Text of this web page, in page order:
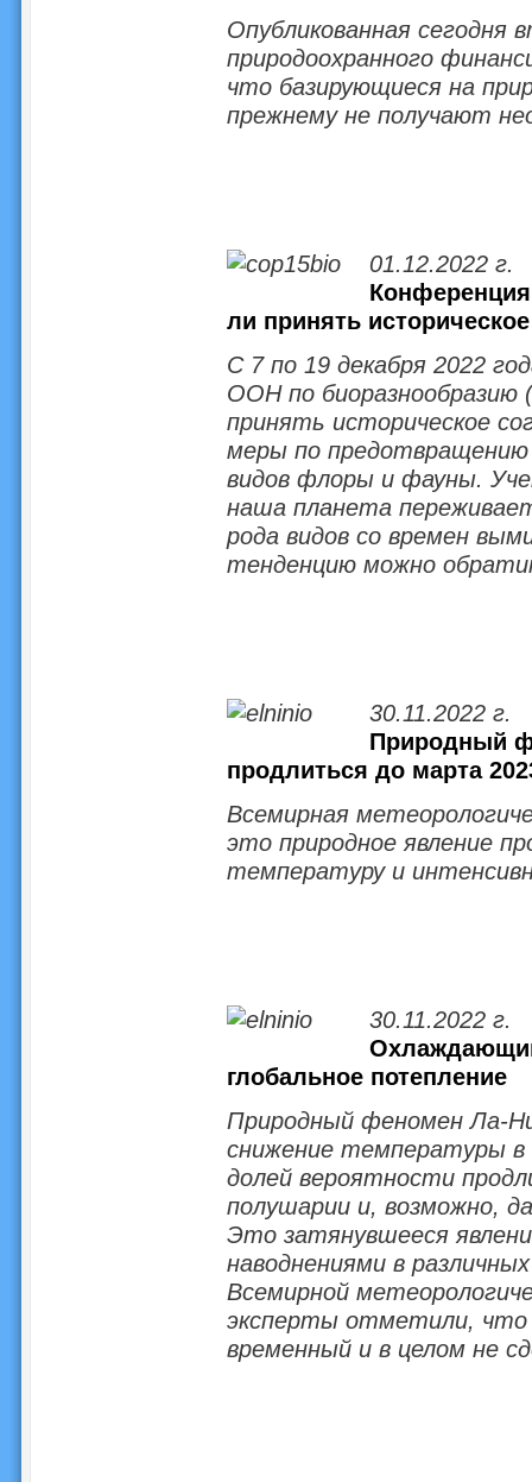
Опубликованная сегодня
природоохранного
что базирующиеся на
прежнему не получают
01.12.2022 г.
ли принять
С 7 по 19 декабря 2022
ООН по биоразнообразию
принять историческое
меры по
видов флоры и фауны.
наша планета
рода видов со времен
тенденцию можно
30.11.2022 г.
Природный
продлиться до марта
Всемирная
это природное явление
температуру и
30.11.2022 г.
глобальное потепление
Природный феномен Ла-
снижение температуры в
долей вероятности
полушарии и, возможно,
Это затянувшееся
наводнениями в
Всемирной
эксперты отметили,
временный и в целом не